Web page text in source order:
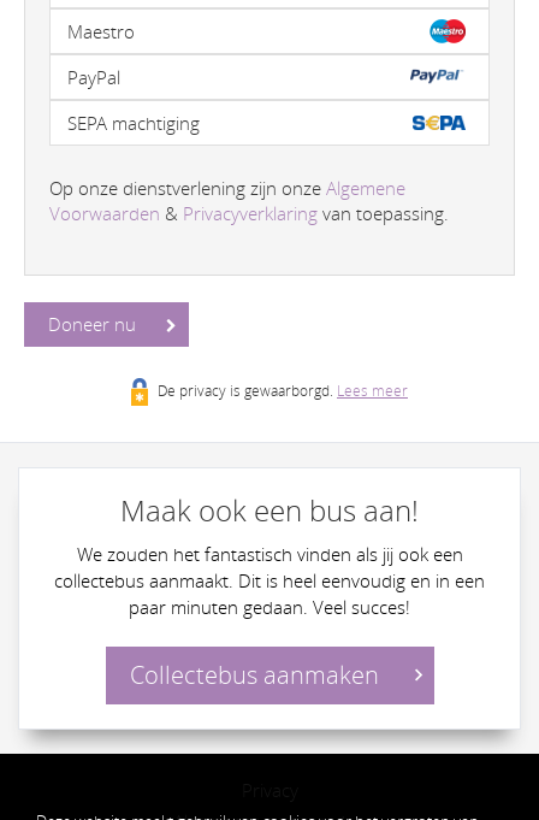
Maestro
PayPal
SEPA machtiging
Op onze dienstverlening zijn onze Algemene
Voorwaarden & Privacyverklaring van toepassing.
Doneer nu
De privacy is gewaarborgd. Lees meer
Maak ook een bus aan!
We zouden het fantastisch vinden als jij ook een
collectebus aanmaakt. Dit is heel eenvoudig en in een
paar minuten gedaan. Veel succes!
Collectebus aanmaken